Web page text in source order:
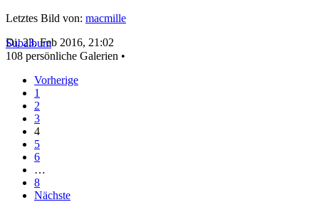
Letztes Bild von: macmille
Di, 23. Feb 2016, 21:02
Subalbum
108 persönliche Galerien •
Vorherige
1
2
3
4
5
6
…
8
Nächste